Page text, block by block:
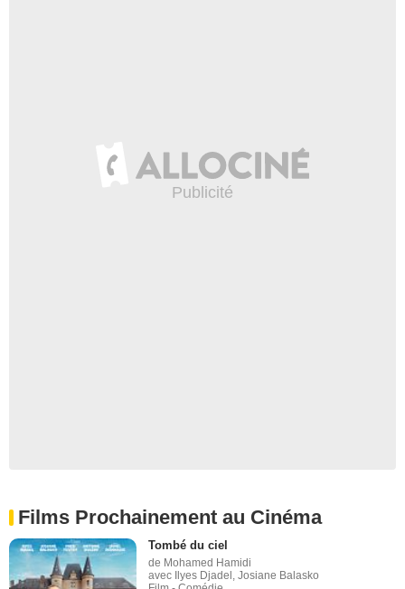
Films Prochainement au Cinéma
Tombé du ciel
de Mohamed Hamidi
avec Ilyes Djadel, Josiane Balasko